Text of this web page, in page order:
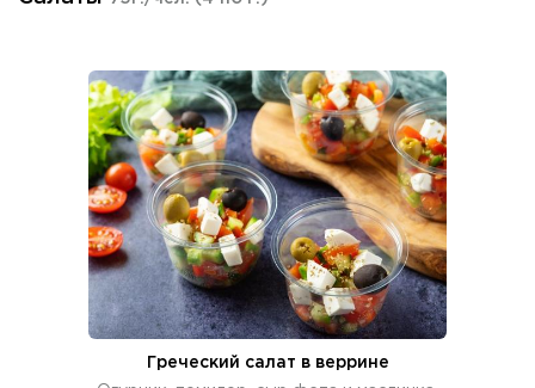
Греческий салат в веррине